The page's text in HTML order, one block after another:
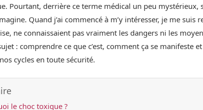
Pourtant, derrière ce terme médical un peu mystérieux,
Quand j’ai commencé à m’y intéresser, je me
ne connaissaient pas vraiment les dangers ni les
: comprendre ce que c’est, comment ça se manifeste
cycles en toute sécurité.
le choc toxique ?